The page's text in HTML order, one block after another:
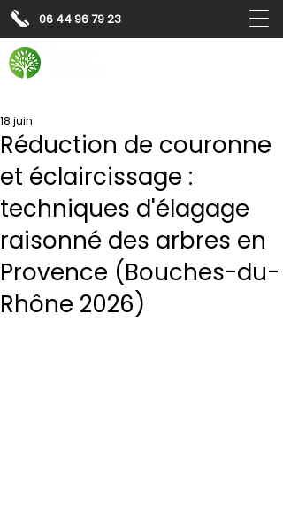
06 44 96 79 23
Réduction de couronne
et éclaircissage :
techniques d'élagage
raisonné des arbres en
Provence (Bouches-du-
Rhône 2026)
18 juin